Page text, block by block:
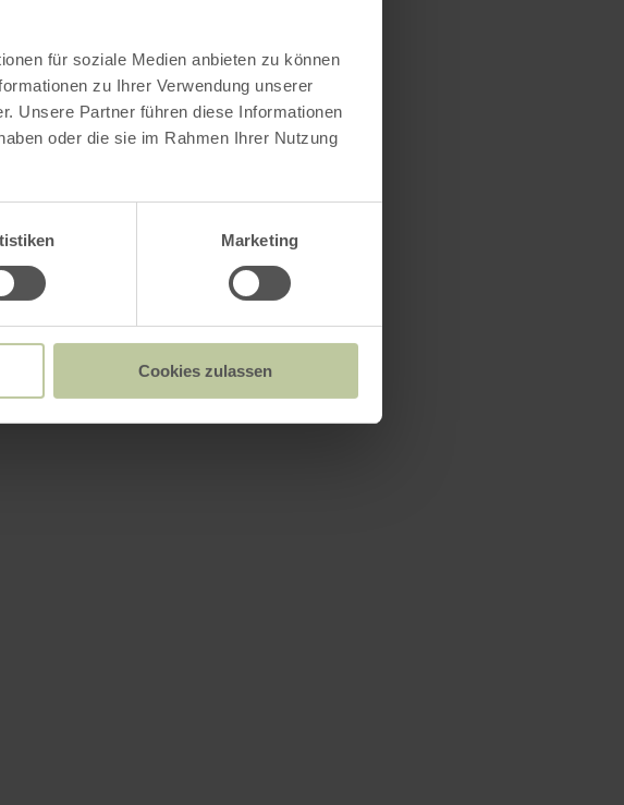
für soziale Medien anbieten zu können
zu Ihrer Verwendung unserer
Unsere Partner führen diese Informationen
oder die sie im Rahmen Ihrer Nutzung
Marketing
Cookies zulassen